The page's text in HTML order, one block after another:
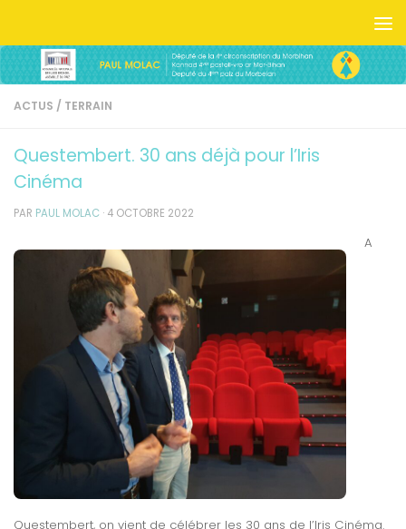
ACTUS / TERRAIN
Questembert. 30 ans déjà pour l’Iris
Cinéma
PAR PAUL MOLAC · 4 OCTOBRE 2022
A
Questembert, on vient de célébrer les 30 ans de l’Iris Cinéma.